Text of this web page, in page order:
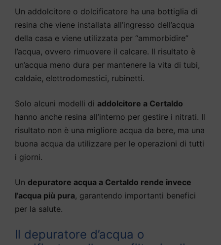
Un addolcitore o dolcificatore ha una bottiglia di
resina che viene installata all’ingresso dell’acqua
della casa e viene utilizzata per “ammorbidire”
l’acqua, ovvero rimuovere il calcare. Il risultato è
un’acqua meno dura per mantenere la vita di tubi,
caldaie, elettrodomestici, rubinetti.
Solo alcuni modelli di addolcitore a Certaldo
hanno anche resina all’interno per gestire i nitrati. Il
risultato non è una migliore acqua da bere, ma una
buona acqua da utilizzare per le operazioni di tutti
i giorni.
Un depuratore acqua a Certaldo rende invece
l’acqua più pura, garantendo importanti benefici
per la salute.
Il depuratore d’acqua o